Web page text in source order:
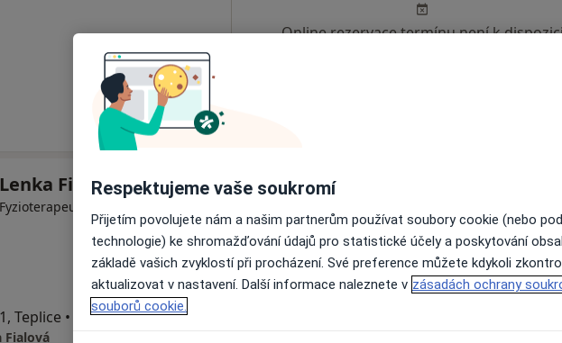
Online rezervace termínu není k
Lenka Fialová DiS.
Fyzioterapeut
Teplice • Mapa
Fialová
Dnes
Online rezervace termínu není k
Rezervovat termín
Respektujeme vaše soukromí
Přijetím povolujete nám a našim partnerům používat soubory cookie (nebo
technologie) ke shromažďování údajů pro statistické účely a poskytování
základě vašich zvyklostí při procházení. Své preference můžete kdykoli
aktualizovat v nastavení. Další informace naleznete v zásadách ochrany
souborů cookie.